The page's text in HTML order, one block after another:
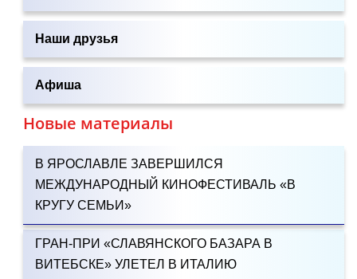
Наши друзья
Афиша
Новые материалы
В ЯРОСЛАВЛЕ ЗАВЕРШИЛСЯ
МЕЖДУНАРОДНЫЙ КИНОФЕСТИВАЛЬ «В
КРУГУ СЕМЬИ»
ГРАН-ПРИ «СЛАВЯНСКОГО БАЗАРА В
ВИТЕБСКЕ» УЛЕТЕЛ В ИТАЛИЮ